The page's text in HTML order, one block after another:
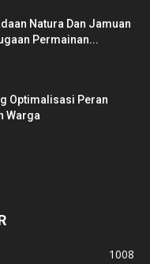
Natura Dan Jamuan
Permainan...
Optimalisasi Peran
Warga
1008